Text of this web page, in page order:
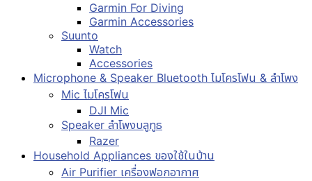
Garmin For Diving
Garmin Accessories
Suunto
Watch
Accessories
Microphone & Speaker Bluetooth ไมโครโฟน & ลำโพง
Mic ไมโครโฟน
DJI Mic
Speaker ลำโพงบลูทูธ
Razer
Household Appliances ของใช้ในบ้าน
Air Purifier เครื่องฟอกอากาศ